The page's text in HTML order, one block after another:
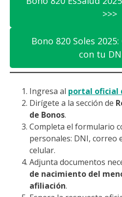
>>>
Bono 820 Soles
con tu
Ingresa al portal oficial
Dirígete a la sección de
de Bonos.
Completa el formulario
personales: DNI, correo
celular.
Adjunta documentos
de nacimiento del
afiliación.